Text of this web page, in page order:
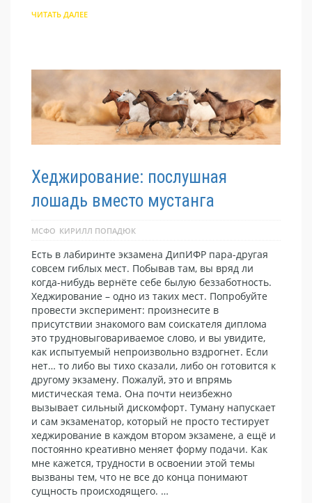
ЧИТАТЬ ДАЛЕЕ
Хеджирование: послушная
лошадь вместо мустанга
МСФО КИРИЛЛ ПОПАДЮК
Есть в лабиринте экзамена ДипИФР пара-другая
совсем гиблых мест. Побывав там, вы вряд ли
когда-нибудь вернёте себе былую беззаботность.
Хеджирование – одно из таких мест. Попробуйте
провести эксперимент: произнесите в
присутствии знакомого вам соискателя диплома
это трудновыговариваемое слово, и вы увидите,
как испытуемый непроизвольно вздрогнет. Если
нет… то либо вы тихо сказали, либо он готовится к
другому экзамену. Пожалуй, это и впрямь
мистическая тема. Она почти неизбежно
вызывает сильный дискомфорт. Туману напускает
и сам экзаменатор, который не просто тестирует
хеджирование в каждом втором экзамене, а ещё и
постоянно креативно меняет форму подачи. Как
мне кажется, трудности в освоении этой темы
вызваны тем, что не все до конца понимают
сущность происходящего. …